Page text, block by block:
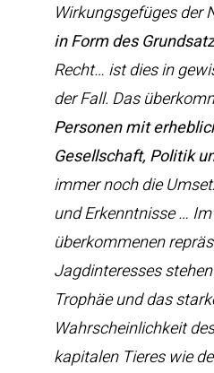
Wirkungsgefüges der
in Form des
Recht… ist dies in
der Fall. Das
Personen mit
Gesellschaft, Politik
immer noch die
und Erkenntnisse …
überkommenen
Jagdinteresses
Trophäe und das
Wahrscheinlichkeit
kapitalen Tieres wie